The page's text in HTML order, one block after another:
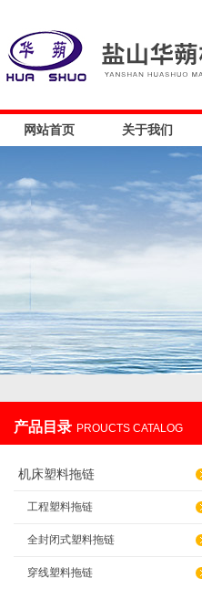
网站首页 关于我们
产品目录 PROUCTS CATALOG
机床塑料拖链
工程塑料拖链
全封闭式塑料拖链
穿线塑料拖链